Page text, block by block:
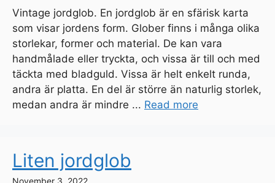
Vintage jordglob. En jordglob är en sfärisk karta
som visar jordens form. Glober finns i många olika
storlekar, former och material. De kan vara
handmålade eller tryckta, och vissa är till och med
täckta med bladguld. Vissa är helt enkelt runda,
andra är platta. En del är större än naturlig storlek,
medan andra är mindre ... Read more
Liten jordglob
November 3, 2022